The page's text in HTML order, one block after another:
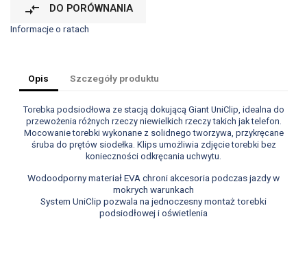
compare_arrows DO PORÓWNANIA
Informacje o ratach
Opis Szczegóły produktu
Torebka podsiodłowa ze stacją dokującą Giant UniClip, idealna do
przewożenia różnych rzeczy niewielkich rzeczy takich jak telefon.
Mocowanie torebki wykonane z solidnego tworzywa, przykręcane
śruba do prętów siodełka. Klips umożliwia zdjęcie torebki bez
konieczności odkręcania uchwytu.
Wodoodporny materiał EVA chroni akcesoria podczas jazdy w
mokrych warunkach
System UniClip pozwala na jednoczesny montaż torebki
podsiodłowej i oświetlenia